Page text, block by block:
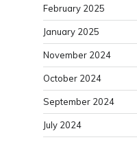
February 2025
January 2025
November 2024
October 2024
September 2024
July 2024